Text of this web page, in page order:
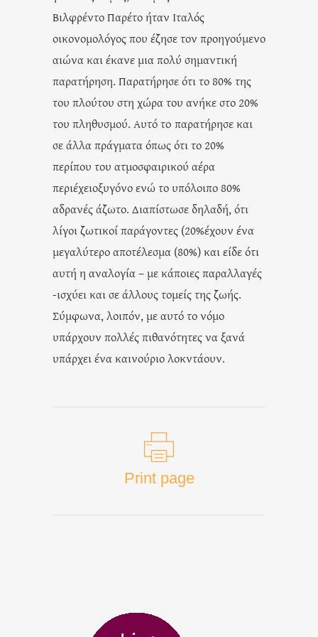
Βιλφρέντο Παρέτο ήταν Ιταλός
οικονομολόγος που έζησε τον προηγούμενο
αιώνα και έκανε μια πολύ σημαντική
παρατήρηση. Παρατήρησε ότι το 80% της
του πλούτου στη χώρα του ανήκε στο 20%
του πληθυσμού. Αυτό τo παρατήρησε και
σε άλλα πράγματα όπως ότι το 20%
περίπου του ατμοσφαιρικού αέρα
περιέχειοξυγόνο ενώ το υπόλοιπο 80%
αδρανές άζωτο. Διαπίστωσε δηλαδή, ότι
λίγοι ζωτικοί παράγοντες (20%έχουν ένα
μεγαλύτερο αποτέλεσμα (80%) και είδε ότι
αυτή η αναλογία – με κάποιες παραλλαγές
-ισχύει και σε άλλους τομείς της ζωής.
Σύμφωνα, λοιπόν, με αυτό το νόμο
υπάρχουν πολλές πιθανότητες να ξανά
υπάρχει ένα καινούριο λοκντάουν.
Print page